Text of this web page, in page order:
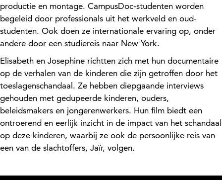
productie en montage. CampusDoc-studenten worden
begeleid door professionals uit het werkveld en oud-
studenten. Ook doen ze internationale ervaring op, onder
andere door een studiereis naar New York.
Elisabeth en Josephine richtten zich met hun documentaire
op de verhalen van de kinderen die zijn getroffen door het
toeslagenschandaal. Ze hebben diepgaande interviews
gehouden met gedupeerde kinderen, ouders,
beleidsmakers en jongerenwerkers. Hun film biedt een
ontroerend en eerlijk inzicht in de impact van het schandaal
op deze kinderen, waarbij ze ook de persoonlijke reis van
een van de slachtoffers, Jaïr, volgen.